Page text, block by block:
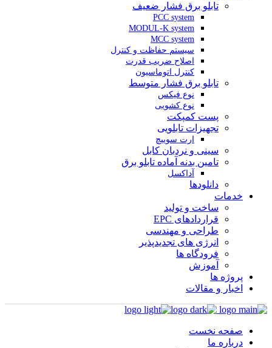
تابلو برق فشار ضعیف
PCC system
MODUL-K system
MCC system
سیستم حفاظت و کنترل
اصلاح ضریب قدرت
کنترل اتوماسیون
تابلو برق فشار متوسط
نوع فیکس
نوع کشویی
پست کمپکت
تجهیزات تابلویی
ارت سوییچ
سینی و نردبان کابل
تامین بدنه آماده تابلو برق
آداکسل
دانلودها
خدمات
ساخت و تولید
قراردادهای EPC
طراحی و مهندسی
انرژی های تجدیدپذیر
فرودگاه ها
آموزش
پروژه ها
اخبار و مقالات
صفحه نخست
درباره ما